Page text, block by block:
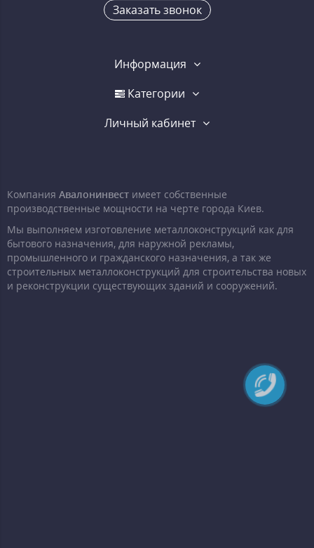
Заказать звонок
Информация
Категории
Личный кабинет
Компания Авалонинвест имеет собственные
производственные мощности на черте города Киев.
Мы выполняем изготовление металлоконструкций как для
бытового назначения, для наружной рекламы,
промышленного и гражданского назначения, а так же
строительных металлоконструкций для строительства новых
и реконструкции существующих зданий и сооружений.